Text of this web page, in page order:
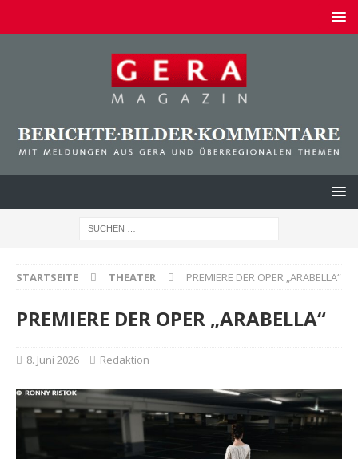
STARTSEITE THEATER PREMIERE DER OPER „ARABELLA“
PREMIERE DER OPER „ARABELLA“
8. Juni 2026 Redaktion